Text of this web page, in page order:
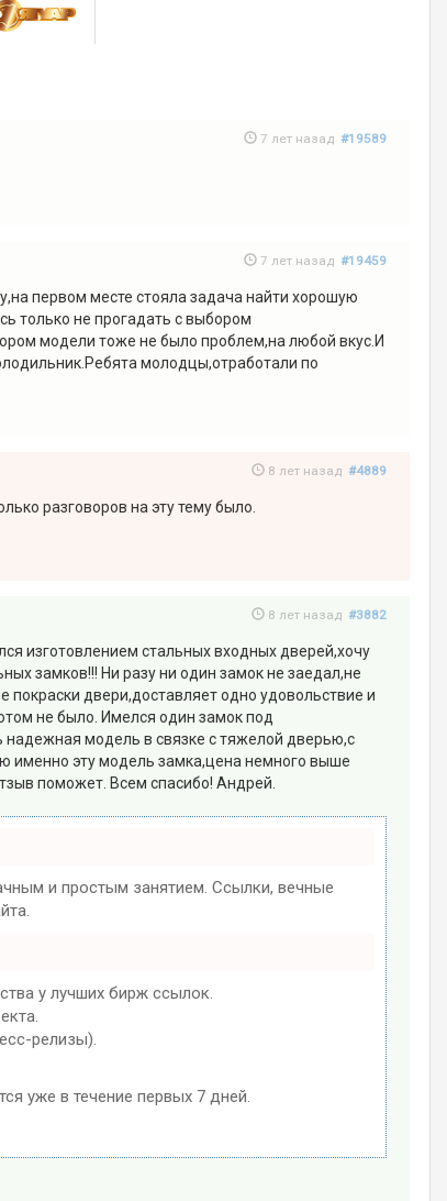
7 лет назад #19589
7 лет назад #19459
первом месте стояла задача найти хорошую
только не прогадать с выбором
модели тоже не было проблем,на любой вкус.И
молодцы,отработали по
8 лет назад #4889
разговоров на эту тему было.
8 лет назад #3882
изготовлением стальных входных дверей,хочу
замков!!! Ни разу ни один замок не заедал,не
покраски двери,доставляет одно удовольствие и
не было. Имелся один замок под
надежная модель в связке с тяжелой дверью,с
именно эту модель замка,цена немного выше
поможет. Всем спасибо! Андрей.
и простым занятием. Ссылки, вечные
у лучших бирж ссылок.
релизы).
уже в течение первых 7 дней.